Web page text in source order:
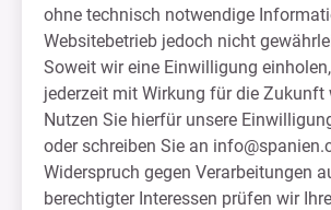
ohne technisch notwendige
Websitebetrieb jedoch nicht
Soweit wir eine Einwilligung
jederzeit mit Wirkung für die Zukunft
Nutzen Sie hierfür unsere
oder schreiben Sie an
Widerspruch gegen Verarbeitungen
berechtigter Interessen prüfen wir